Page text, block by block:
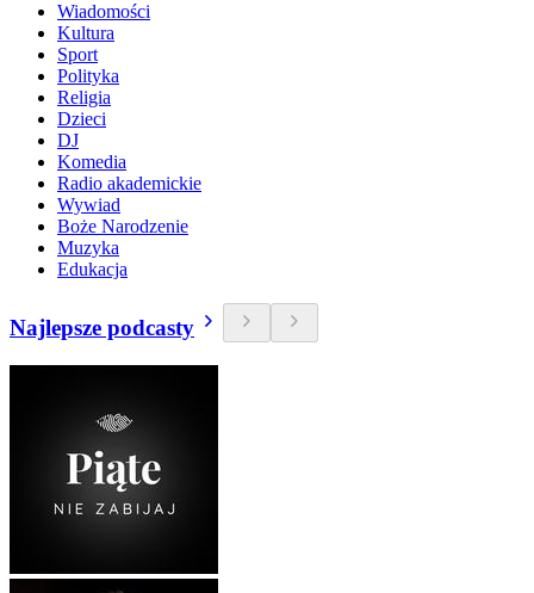
Wiadomości
Kultura
Sport
Polityka
Religia
Dzieci
DJ
Komedia
Radio akademickie
Wywiad
Boże Narodzenie
Muzyka
Edukacja
Najlepsze podcasty